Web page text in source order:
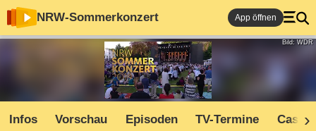
NRW-Sommerkonzert App öffnen
Bild: WDR
Infos Vorschau Episoden TV-Termine Cast